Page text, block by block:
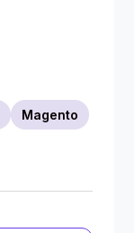
Magento